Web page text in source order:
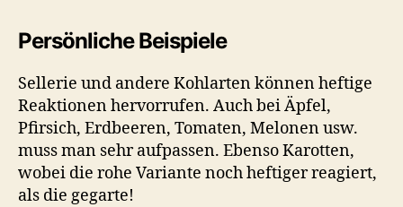
Persönliche Beispiele
Sellerie und andere Kohlarten können heftige
Reaktionen hervorrufen. Auch bei Äpfel,
Pfirsich, Erdbeeren, Tomaten, Melonen usw.
muss man sehr aufpassen. Ebenso Karotten,
wobei die rohe Variante noch heftiger reagiert,
als die gegarte!